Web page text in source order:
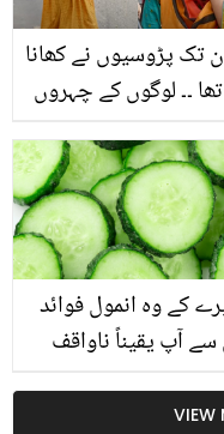
تک پڑوسیوں نے کھانا
۔۔ لوگوں کے چہروں
کمانے والی خاتون
کی تکلیف داستان،
سب کو اشکبار کر
کے وہ انمول فوائد
آپ یقیناً ناواقف
VIEW